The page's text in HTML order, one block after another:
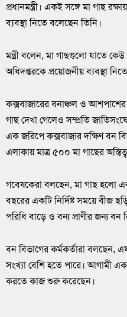
প্রধানমন্ত্রী। একই সঙ্গে মা গাছ
ব্যবস্থা নিতে বলেছেন তিনি।
মন্ত্রী বলেন, মা গাছগুলো যাতে
অধিদপ্তরকে প্রয়োজনীয় ব্যবস্থা
কক্সবাজারের বনাঞ্চল ও
গাছ দেখা গেলেও সম্প্রতি
এক জরিপে কক্সবাজার দক্ষিণ বন
এলাকায় মাত্র ৫০০ মা গাছের
গবেষকেরা বলছেন, মা গাছ হলো
বছরের একটি নির্দিষ্ট সময়ে বীজ
পরিধি বাড়ে ও বন্য প্রাণীর জন্য
বন বিভাগের কর্মকর্তারা বলছেন,
সংখ্যা বেশি হতে পারে। আগামী এক
করতে কাজ শুরু করেছেন।